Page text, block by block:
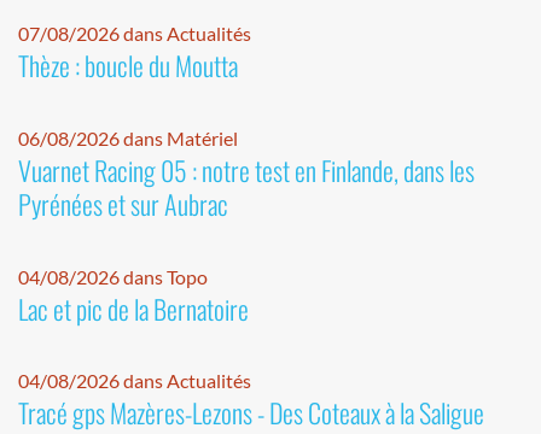
07/08/2026 dans Actualités
Thèze : boucle du Moutta
06/08/2026 dans Matériel
Vuarnet Racing 05 : notre test en Finlande, dans les
Pyrénées et sur Aubrac
04/08/2026 dans Topo
Lac et pic de la Bernatoire
04/08/2026 dans Actualités
Tracé gps Mazères-Lezons - Des Coteaux à la Saligue